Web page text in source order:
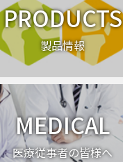
PRODUCTS
製品情報
MEDICAL
医療従事者の皆様へ